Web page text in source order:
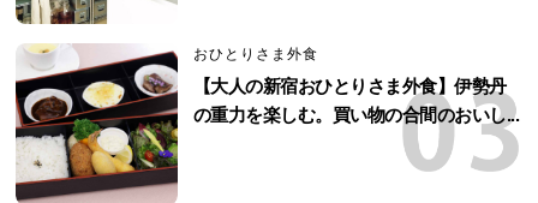
おひとりさま外食
【大人の新宿おひとりさま外食】伊勢丹
の重力を楽しむ。買い物の合間のおいし...